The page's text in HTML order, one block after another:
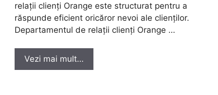
relații clienți Orange este structurat pentru a
răspunde eficient oricăror nevoi ale clienților.
Departamentul de relații clienți Orange …
Vezi mai mult…